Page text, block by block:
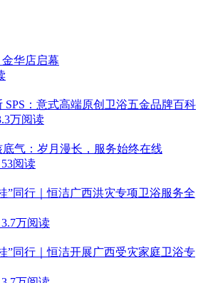
华店启幕
SPS：意式高端原创卫浴五金品牌百科
万阅读
气：岁月漫长，服务始终在线
53阅读
”同行｜恒洁广西洪灾专项卫浴服务全
3.7万阅读
”同行｜恒洁开展广西受灾家庭卫浴专